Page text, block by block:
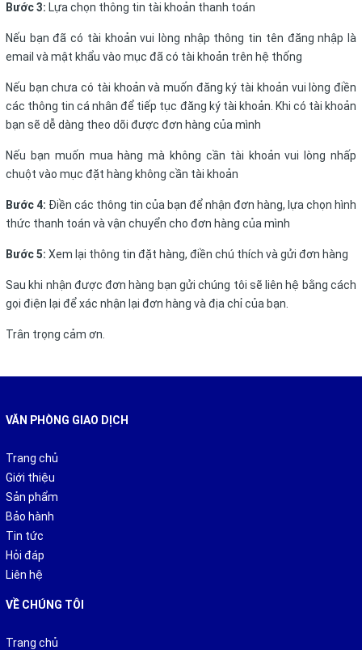
Bước 3: Lựa chọn thông tin tài khoản thanh toán
Nếu bạn đã có tài khoản vui lòng nhập thông tin tên đăng nhập là
email và mật khẩu vào mục đã có tài khoản trên hệ thống
Nếu bạn chưa có tài khoản và muốn đăng ký tài khoản vui lòng điền
các thông tin cá nhân để tiếp tục đăng ký tài khoản. Khi có tài khoản
bạn sẽ dễ dàng theo dõi được đơn hàng của mình
Nếu bạn muốn mua hàng mà không cần tài khoản vui lòng nhấp
chuột vào mục đặt hàng không cần tài khoản
Bước 4: Điền các thông tin của bạn để nhận đơn hàng, lựa chọn hình
thức thanh toán và vận chuyển cho đơn hàng của mình
Bước 5: Xem lại thông tin đặt hàng, điền chú thích và gửi đơn hàng
Sau khi nhận được đơn hàng bạn gửi chúng tôi sẽ liên hệ bằng cách
gọi điện lại để xác nhận lại đơn hàng và địa chỉ của bạn.
Trân trọng cảm ơn.
VĂN PHÒNG GIAO DỊCH
Trang chủ
Giới thiệu
Sản phẩm
Bảo hành
Tin tức
Hỏi đáp
Liên hệ
VỀ CHÚNG TÔI
Trang chủ